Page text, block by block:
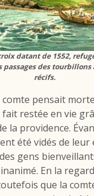
datant de 1552,
passages des
récifs.
comte pensait
restée en vie
la providence.
été vidés de leur
gens
En la
que la